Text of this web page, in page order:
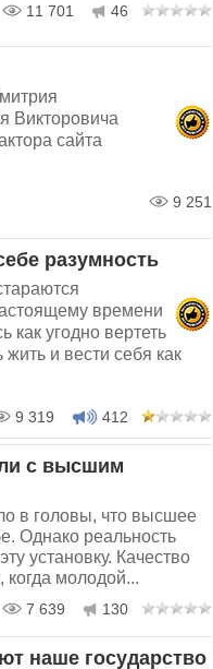
11 701 46
Викторовича
сайта
9 251
разумность
времени
как угодно вертеть
и вести себя как
9 319 412
с высшим
в головы, что высшее
Однако реальность
установку. Качество
когда молодой...
7 639 130
наше государство